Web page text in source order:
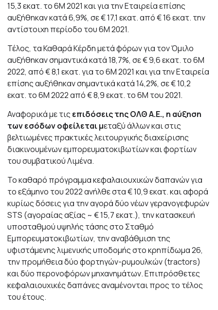
15,3 εκατ. το 6Μ 2021 και για την Εταιρεία επίσης
αυξήθηκαν κατά 6,9%, σε € 17,1 εκατ. από € 16 εκατ. την
αντίστοιχη περίοδο του 6Μ 2021.
Τέλος, τα Καθαρά Κέρδη μετά φόρων για τον Όμιλο
αυξήθηκαν σημαντικά κατά 18,7%, σε € 9,6 εκατ. το 6Μ
2022, από € 8,1 εκατ. για το 6Μ 2021 και για την Εταιρεία
επίσης αυξήθηκαν σημαντικά κατά 14,2%, σε € 10,2
εκατ. το 6Μ 2022 από € 8,9 εκατ. το 6Μ του 2021.
Αναφορικά με τις επιδόσεις της ΟΛΘ Α.Ε., η αύξηση
των εσόδων οφείλεται μεταξύ άλλων και στις
βελτιωμένες πρακτικές λειτουργικής διαχείρισης
διακινουμένων εμπορευματοκιβωτίων και φορτίων
του συμβατικού Λιμένα.
Το καθαρό πρόγραμμα κεφαλαιουχικών δαπανών για
το εξάμηνο του 2022 ανήλθε στα € 10,9 εκατ. και αφορά
κυρίως δόσεις για την αγορά δύο νέων γερανογεφυρών
STS (αγοραίας αξίας ~ € 15,7 εκατ.), την κατασκευή
υποσταθμού υψηλής τάσης στο Σταθμό
Εμπορευματοκιβωτίων, την αναβάθμιση της
υφιστάμενης λιμενικής υποδομής στο κρηπίδωμα 26,
την προμήθεια δύο φορτηγών-ρυμουλκών (tractors)
και δύο περονοφόρων μηχανημάτων. Επιπρόσθετες
κεφαλαιουχικές δαπάνες αναμένονται προς το τέλος
του έτους.